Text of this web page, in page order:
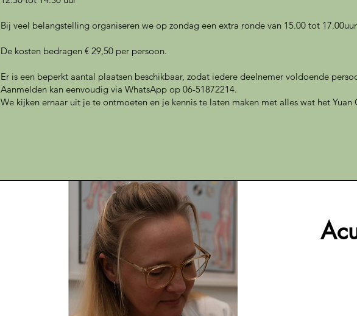
Bij veel belangstelling organiseren we op zondag een extra ronde van 15.00 tot
De kosten bedragen € 29,50 per persoon.
Er is een beperkt aantal plaatsen beschikbaar, zodat iedere deelnemer voldoende
Aanmelden kan eenvoudig via WhatsApp op 06-51872214.
We kijken ernaar uit je te ontmoeten en je kennis te laten maken met alles wat het